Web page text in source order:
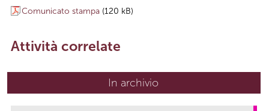
Comunicato stampa (120 kB)
Attività correlate
In archivio